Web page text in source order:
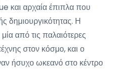
και αρχαία έπιπλα που
δημιουργικότητας. Η
από τις παλαιότερες
στον κόσμο, και ο
ήσυχο ωκεανό στο κέντρο